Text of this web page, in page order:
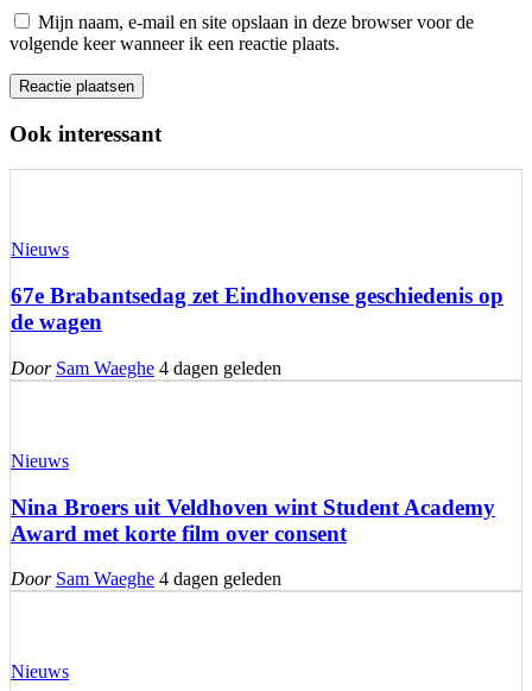
Mijn naam, e-mail en site opslaan in deze browser voor de
volgende keer wanneer ik een reactie plaats.
Ook interessant
Nieuws
67e Brabantsedag zet Eindhovense geschiedenis op
de wagen
Door Sam Waeghe 4 dagen geleden
Nieuws
Nina Broers uit Veldhoven wint Student Academy
Award met korte film over consent
Door Sam Waeghe 4 dagen geleden
Nieuws